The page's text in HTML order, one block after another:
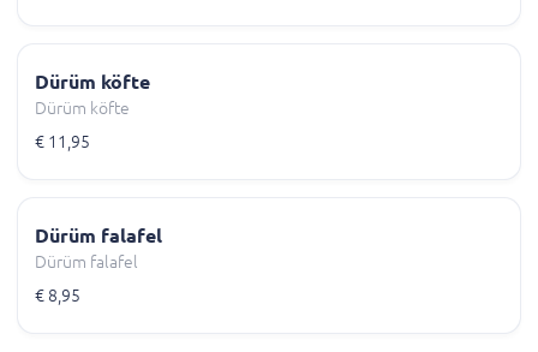
Dürüm köfte
Dürüm köfte
€ 11,95
Dürüm falafel
Dürüm falafel
€ 8,95